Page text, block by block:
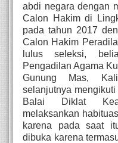
abdi negara dengan
Calon Hakim di
pada tahun 2017
Calon Hakim
lulus seleksi,
Pengadilan Agama
Gunung Mas,
selanjutnya
Balai Diklat
melaksankan
karena pada saat
dibuka karena